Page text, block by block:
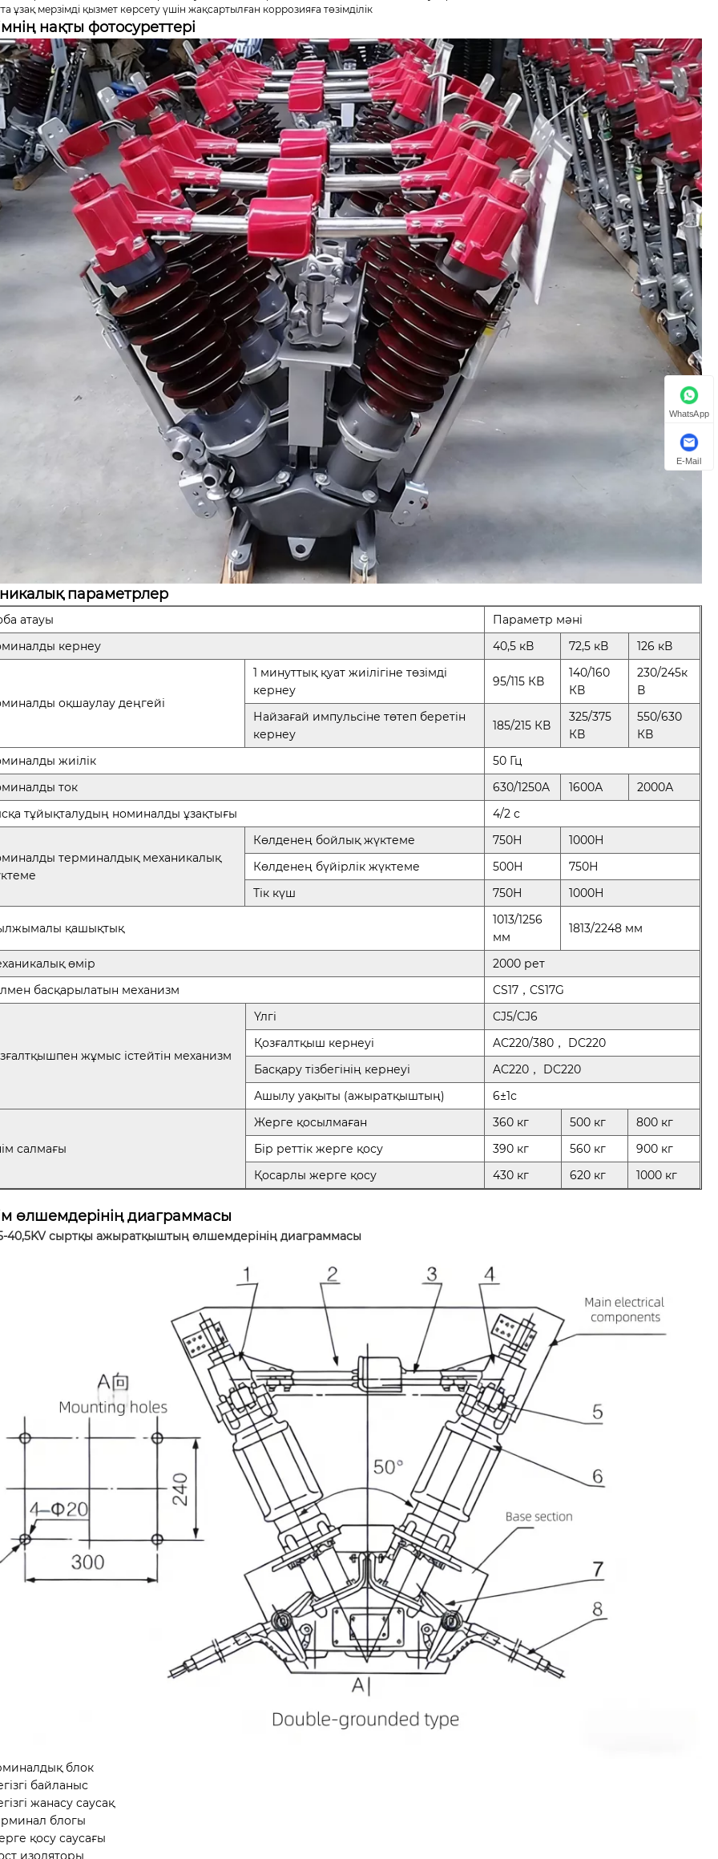
ұзақ мерзімді қызмет көрсету үшін жақсартылған коррозияға төзімділік
нақты фотосуреттері
параметрлер
атауы
Параметр мәні
кернеу
40,5 кВ 72,5 кВ 126 кВ
оқшаулау деңгейі
1 минуттық қуат жиілігіне төзімді
кернеу
95/115 КВ
140/160
КВ
230/245к
В
Найзағай импульсіне төтеп беретін
кернеу
185/215 КВ
325/375
КВ
550/630
КВ
жиілік
50 Гц
ток
630/1250A 1600А
2000А
тұйықталудың номиналды ұзақтығы
4/2 с
терминалдық механикалық
Көлденең бойлық жүктеме 750Н
1000Н
Көлденең бүйірлік жүктеме
500Н
750Н
Тік күш
750Н 1000Н
қашықтық
1013/1256
мм
1813/2248 мм
өмір
2000 рет
басқарылатын механизм
CS17，CS17G
жұмыс істейтін механизм
Үлгі
CJ5/CJ6
Қозғалтқыш кернеуі
AC220/380， DC220
Басқару тізбегінің кернеуі
AC220， DC220
Ашылу уақыты (ажыратқыштың)
6±1с
салмағы
Жерге қосылмаған 360 кг 500 кг
800 кг
Бір реттік жерге қосу
390 кг 560 кг
900 кг
Қосарлы жерге қосу
430 кг 620 кг 1000 кг
өлшемдерінің диаграммасы
40,5KV сыртқы ажыратқыштың өлшемдерінің диаграммасы
блок
байланыс
жанасу саусақ
блогы
қосу саусағы
изоляторы
WhatsApp
E-Mail